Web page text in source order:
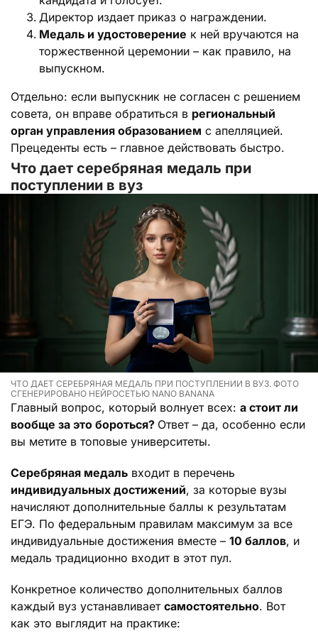
Директор издает приказ о награждении.
Медаль и удостоверение к ней вручаются на
торжественной церемонии – как правило, на
выпускном.
Отдельно: если выпускник не согласен с решением
совета, он вправе обратиться в региональный
орган управления образованием с апелляцией.
Прецеденты есть – главное действовать быстро.
Что дает серебряная медаль при
поступлении в вуз
ЧТО ДАЕТ СЕРЕБРЯНАЯ МЕДАЛЬ ПРИ ПОСТУПЛЕНИИ В ВУЗ. ФОТО
СГЕНЕРИРОВАНО НЕЙРОСЕТЬЮ NANO BANANA
Главный вопрос, который волнует всех: а стоит ли
вообще за это бороться? Ответ – да, особенно если
вы метите в топовые университеты.
Серебряная медаль входит в перечень
индивидуальных достижений, за которые вузы
начисляют дополнительные баллы к результатам
ЕГЭ. По федеральным правилам максимум за все
индивидуальные достижения вместе – 10 баллов, и
медаль традиционно входит в этот пул.
Конкретное количество дополнительных баллов
каждый вуз устанавливает самостоятельно. Вот
как это выглядит на практике: